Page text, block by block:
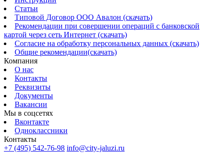
Статьи
Типовой Договор ООО Авалон (скачать)
Рекомендации при совершении операций с банковской
картой через сеть Интернет (скачать)
Согласие на обработку персональных данных (скачать)
Общие рекомендации(скачать)
Компания
О нас
Контакты
Реквизиты
Документы
Вакансии
Мы в соцсетях
Вконтакте
Одноклассники
Контакты
+7 (495) 542-76-98 info@city-jaluzi.ru